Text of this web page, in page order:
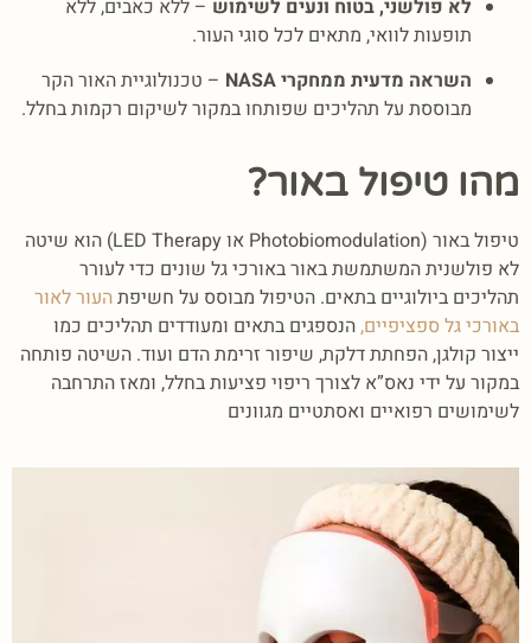
לא פולשני, בטוח ונעים לשימוש – ללא כאבים, ללא
תופעות לוואי, מתאים לכל סוגי העור.
השראה מדעית ממחקרי NASA
– טכנולוגיית האור הקר
מבוססת על תהליכים שפותחו במקור לשיקום רקמות בחלל.
מהו טיפול באור?
טיפול באור (Photobiomodulation או LED Therapy) הוא שיטה
לא פולשנית המשתמשת באור באורכי גל שונים כדי לעורר
תהליכים ביולוגיים בתאים. הטיפול מבוסס על חשיפתהעור לאור
באורכי גל ספציפיים,הנספגים בתאים ומעודדים תהליכים כמו
ייצור קולגן, הפחתת דלקת, שיפור זרימת הדם ועוד. השיטה פותחה
במקור על ידי נאס”א לצורך ריפוי פציעות בחלל, ומאז התרחבה
לשימושים רפואיים ואסתטיים מגוונים